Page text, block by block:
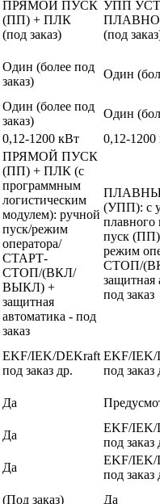
ПРЯМОЙ ПУСК
(ПП) + ПЛК
(под заказ)
УПП
(под
Один (более под
заказ)
Один
Один (более под
заказ)
Один
0,12-1200 кВт 0,12-1200
ПРЯМОЙ ПУСК
(ПП) + ПЛК (с
программным
логистическим
модулем): ручной
пуск/режим
оператора/
СТАРТ-
СТОП/(ВКЛ/
ВЫКЛ) +
защитная
автоматика - под
заказ
(УПП): с
плавного
пуск
режим
СТОП/
защитная
под заказ
EKF/IEK/DEKraft
под заказ др.
EKF/IEK/
под заказ
Да
Да
EKF/IEK/
под заказ
Да
EKF/IEK/
под заказ
(Под заказ)
Да